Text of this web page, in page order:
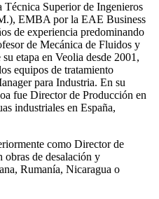
Superior de Ingenieros
EMBA por la EAE Business
de experiencia predominando
de Mecánica de Fluidos y
etapa en Veolia desde 2001,
equipos de tratamiento
para Industria. En su
fue Director de Producción en
industriales en España,
como Director de
de desalación y
Rumanía, Nicaragua o